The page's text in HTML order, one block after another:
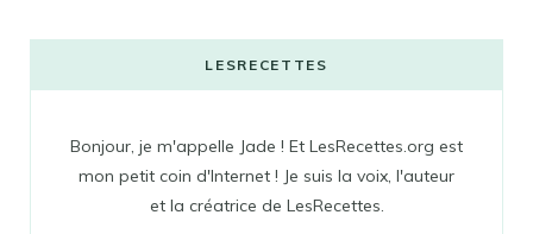
LESRECETTES
Bonjour, je m'appelle Jade ! Et LesRecettes.org est
mon petit coin d'Internet ! Je suis la voix, l'auteur
et la créatrice de LesRecettes.